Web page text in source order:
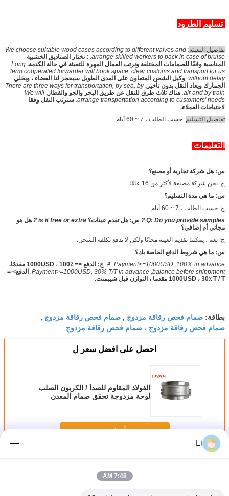
تسليم الطرود
تفاصيل التعبئة : We choose suitable wood cases according to different valves and
arrange skilled workers to pack in case of bruise. : نختار الصناديق الخشبية
المناسبة وفقًا للصمامات المختلفة ونرتب العمال المهرة للتعبئة في حالة الكدمة. Long
term cooperated forwarder will book space, clear customs and transport for us
without delay. وكيل الشحن المتعاون على المدى الطويل سيحجز لنا الفضاء ، ويخلي
الجمارك ويعاد النقل بدون تأخير. There are three ways for transportation, by sea, by
air and by train. هناك ثلاث طرق للنقل عن طريق البحر والجو والقطار. We will
arrange transportation according to customers' needs. سنرتب النقل وفقا
لاحتياجات العملاء.
تفاصيل التسليم: حسب الطلب ، 7 ~ 60 أيام
التعليمات
س: هل شركة تجارية أو مصنع؟
ج: نحن شركة مصنعة لأكثر من 16 عامًا.
س: ما هي مدة التسليم؟
ج: حسب الطلب ، 7 ~ 60 أيام.
Q: Do you provide samples ?
س: هل تقدم عينات؟ is it free or extra ?
هل هو
مجاني أم إضافي؟
ج: نعم ، يمكننا تقديم العينة مجانًا ولكن لا تدفع تكلفة الشحن.
س: ما هي شروط الدفع الخاصة بك؟
A: Payment<=1000USD, 100% in advance. ج: الدفع <= 1000USD ، 100٪ مقدمًا.
Payment>=1000USD, 30% T/T in advance ,balance before shippment. الدفع> =
1000USD ، 30٪ T / T مقدما ، التوازن قبل شيبمنت.
بطاقة: صمام فحص رقاقة مزدوج , صمام فحص رقاقة مزدوج ,
صمام فحص رقاقة مزدوج ، صمام فحص رقاقة مزدوج
احصل على افضل سعر ل
الفولاذ المقاوم للصدأ / الكربون الصلب
لوحة مزدوجة تحقق صمام المعدن
استمر
أكثرصمام فحص اللوحة المزدوج
Li
7:48 AM